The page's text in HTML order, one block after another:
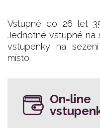
Vstupné do 26 let
Jednotné vstupné na
vstupenky na
místo.
On-line